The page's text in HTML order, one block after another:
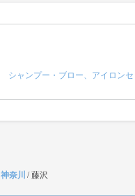
シャンプー・ブロー、アイロン
神奈川 /藤沢